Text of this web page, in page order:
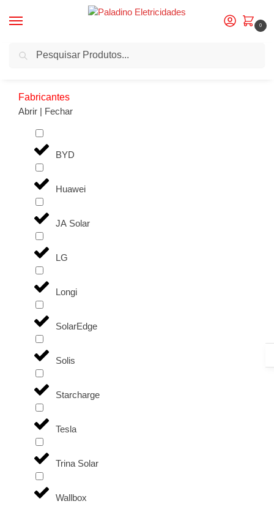
0
Início Produtos etiquetados com “Huawei”
Fabricantes
Abrir | Fechar
BYD
Huawei
JA Solar
LG
Longi
SolarEdge
Solis
Starcharge
Tesla
Trina Solar
Wallbox